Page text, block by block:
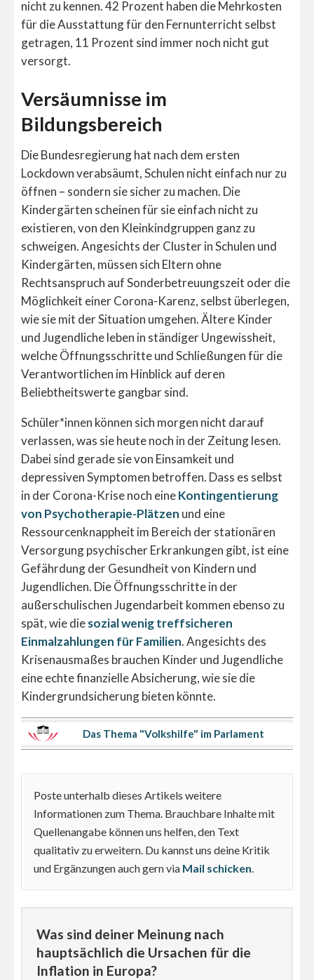
nicht zu kennen. 42 Prozent haben die Mehrkosten
für die Ausstattung für den Fernunterricht selbst
getragen, 11 Prozent sind immer noch nicht gut
versorgt.
Versäumnisse im
Bildungsbereich
Die Bundesregierung hat nach dem ersten
Lockdown verabsäumt, Schulen nicht einfach nur zu
öffnen – sondern sie sicher zu machen. Die
Kindergärten scheinen für sie einfach nicht zu
existieren, von den Kleinkindgruppen ganz zu
schweigen. Angesichts der Cluster in Schulen und
Kindergärten, müssen sich Eltern ohne
Rechtsanspruch auf Sonderbetreuungszeit oder die
Möglichkeit einer Corona-Karenz, selbst überlegen,
wie sie mit der Situation umgehen. Ältere Kinder
und Jugendliche leben in ständiger Ungewissheit,
welche Öffnungsschritte und Schließungen für die
Verantwortlichen im Hinblick auf deren
Beliebtheitswerte gangbar sind.
Schüler*innen können sich morgen nicht darauf
verlassen, was sie heute noch in der Zeitung lesen.
Dabei sind gerade sie von Einsamkeit und
depressiven Symptomen betroffen. Dass es selbst
in der Corona-Krise noch eineKontingentierung
von Psychotherapie-Plätzen und eine
Ressourcenknappheit im Bereich der stationären
Versorgung psychischer Erkrankungen gibt, ist eine
Gefährdung der Gesundheit von Kindern und
Jugendlichen. Die Öffnungsschritte in der
außerschulischen Jugendarbeit kommen ebenso zu
spät, wie diesozial wenig treffsicheren
Einmalzahlungen für Familien. Angesichts des
Krisenausmaßes brauchen Kinder und Jugendliche
eine echte finanzielle Absicherung, wie sie die
Kindergrundsicherung bieten könnte.
Das Thema "Volkshilfe" im Parlament
Poste unterhalb dieses Artikels weitere
Informationen zum Thema. Brauchbare Inhalte mit
Quellenangabe können uns helfen, den Text
qualitativ zu erweitern. Du kannst uns deine Kritik
und Ergänzungen auch gern via Mail schicken.
Was sind deiner Meinung nach
hauptsächlich die Ursachen für die
Inflation in Europa?